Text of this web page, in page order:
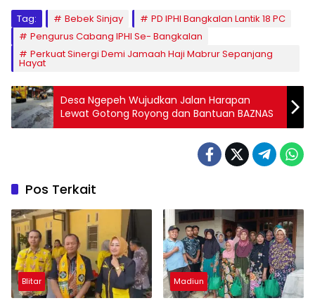
Tag: Bebek Sinjay
PD IPHI Bangkalan Lantik 18 PC
Pengurus Cabang IPHI Se- Bangkalan
Perkuat Sinergi Demi Jamaah Haji Mabrur Sepanjang
Hayat
Desa Ngepeh Wujudkan Jalan Harapan
Lewat Gotong Royong dan Bantuan BAZNAS
Pos Terkait
Blitar Madiun